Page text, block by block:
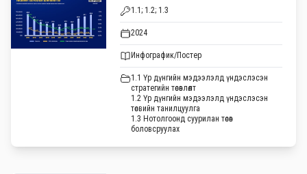
1.1; 1.2; 1.3
2024
Инфографик/Постер
1.1 Үр дүнгийн мэдээлэлд үндэслэсэн
стратегийн төсөвлөлт
1.2 Үр дүнгийн мэдээлэлд үндэслэсэн
төсвийн танилцуулга
1.3 Нотолгоонд суурилан төсөв
боловсруулах